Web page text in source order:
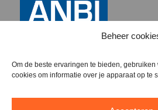
Beheer
Om de beste ervaringen te bieden,
cookies om informatie over je apparaat op te